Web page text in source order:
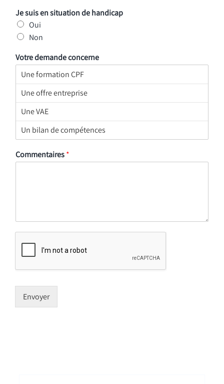
Je suis en situation de handicap
Oui
Non
Votre demande concerne
Commentaires*
Envoyer